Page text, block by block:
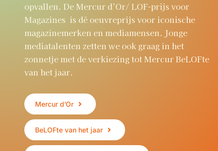
opvallen. De Mercur d’Or/ LOF-prijs voor
Magazines is dé oeuvreprijs voor iconische
magazinemerken en mediamensen. Jonge
mediatalenten zetten we ook graag in het
zonnetje met de verkiezing tot Mercur BeLOFte
van het jaar.
Mercur d’Or
BeLOFte van het jaar